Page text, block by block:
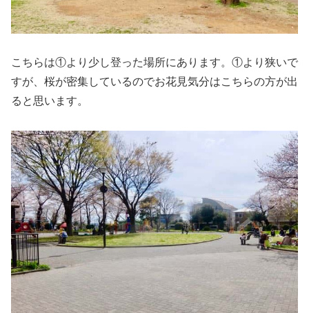
こちらは①より少し登った場所にあります。①より狭いで
すが、桜が密集しているのでお花見気分はこちらの方が出
ると思います。